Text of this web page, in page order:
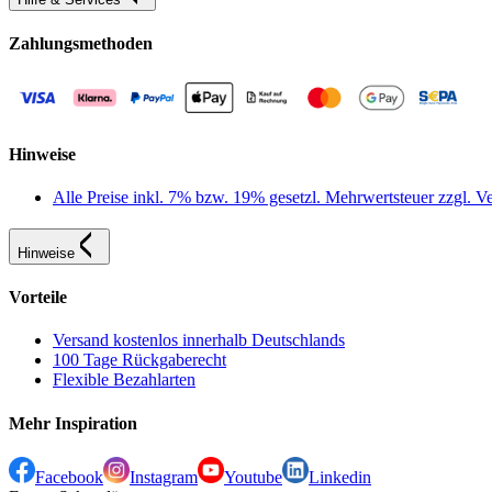
Zahlungsmethoden
Hinweise
Alle Preise inkl. 7% bzw. 19% gesetzl. Mehrwertsteuer zzgl.
Hinweise
Vorteile
Versand kostenlos innerhalb Deutschlands
100 Tage Rückgaberecht
Flexible Bezahlarten
Mehr Inspiration
Facebook Instagram Youtube
Linkedin